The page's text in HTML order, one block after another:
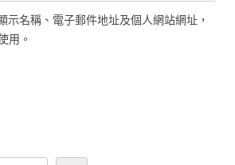
示名稱、電子郵件地址及個人網站網址，
用。